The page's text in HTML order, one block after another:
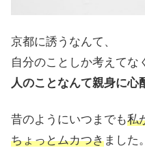
京都に誘うなんて、
自分のことしか考えてな
人のことなんて親身に心
昔のようにいつまでも私
ちょっとムカつきました。